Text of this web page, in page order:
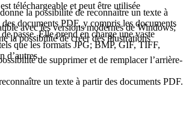
la possibilité de reconnaître un texte à
documents PDF, y compris les documents
passe. Elle prend en charge une vaste
que les formats JPG; BMP, GIF, TIFF,
d’autres.
téléchargeable et peut être utilisée
avec les versions modernes de Windows;
la possibilité de créer des illustrations
de supprimer et de remplacer l’arrière-
un texte à partir des documents PDF.